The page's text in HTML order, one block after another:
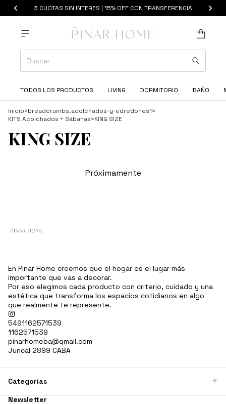
3 CUOTAS SIN INTERES | 15% OFF CON TRANSFERENCIA
TODOS LOS PRODUCTOS LIVING DORMITORIO BAÑO
Inicio>breadcrumbs.acolchados-y-edredones1>
KITS Acolchados + Sábanas>KING SIZE
KING SIZE
Próximamente
En Pinar Home creemos que el hogar es el lugar más
importante que vas a decorar.
Por eso elegimos cada producto con criterio, cuidado y una
estética que transforma los espacios cotidianos en algo
que realmente te represente.
5491162571539
1162571539
pinarhomeba@gmail.com
Juncal 2899 CABA
Categorías
Newsletter